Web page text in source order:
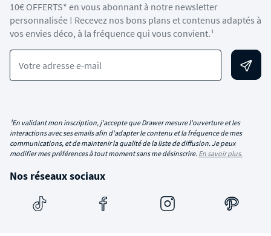
10€ OFFERTS* en vous abonnant à notre newsletter
personnalisée ! Recevez nos bons plans et contenus adaptés à
vos envies déco, à la fréquence qui vous convient.¹
Votre adresse e-mail
¹En validant mon inscription, j'accepte que Drawer mesure l'ouverture et les
interactions avec ses emails afin d'adapter le contenu et la fréquence de mes
communications, et de maintenir la qualité de la liste de diffusion. Je peux
modifier mes préférences à tout moment sans me désinscrire. En savoir plus.
Nos réseaux sociaux